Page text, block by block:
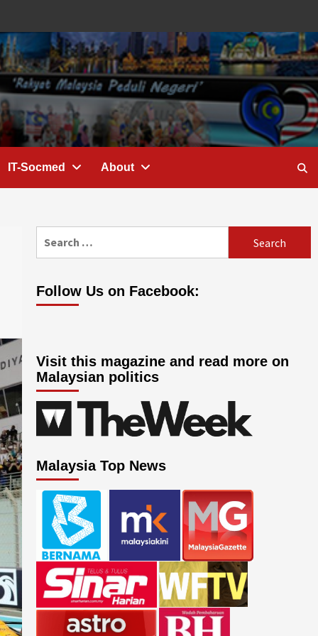
IT-Socmed About
Follow Us on Facebook:
Visit this magazine and read more on
Malaysian politics
Malaysia Top News